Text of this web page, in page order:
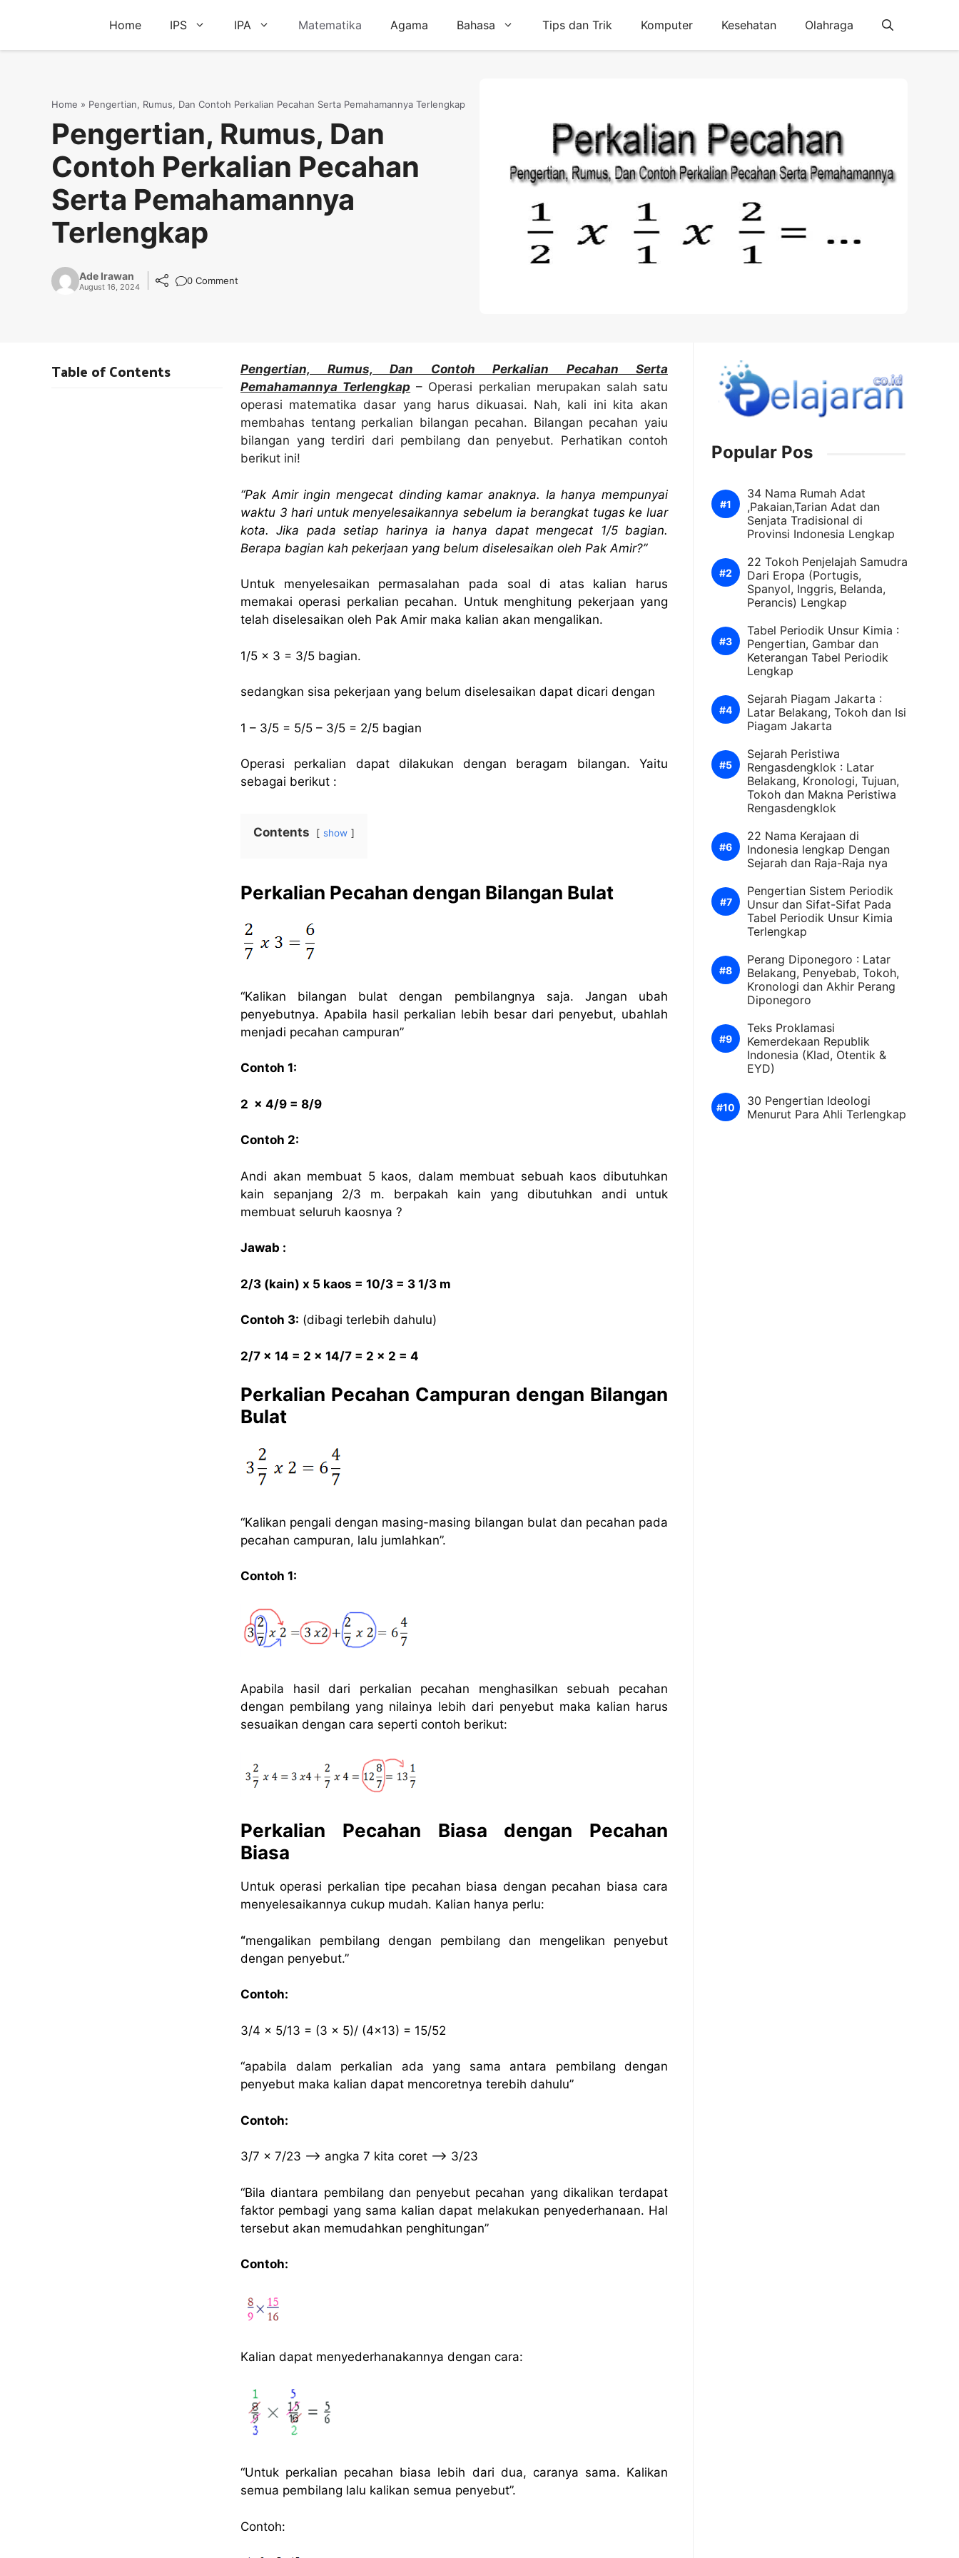
Home IPS IPA Matematika Agama Bahasa Tips dan Trik Komputer Kesehatan Olahraga
Home » Pengertian, Rumus, Dan Contoh Perkalian Pecahan Serta Pemahamannya Terlengkap
Pengertian, Rumus, Dan
Contoh Perkalian Pecahan
Serta Pemahamannya
Terlengkap
Ade Irawan
August 16, 2024
0 Comment
Pengertian, Rumus, Dan Contoh Perkalian Pecahan Serta
Pemahamannya Terlengkap – Operasi perkalian merupakan salah satu
operasi matematika dasar yang harus dikuasai. Nah, kali ini kita akan
membahas tentang perkalian bilangan pecahan. Bilangan pecahan yaiu
bilangan yang terdiri dari pembilang dan penyebut. Perhatikan contoh
berikut ini!
“Pak Amir ingin mengecat dinding kamar anaknya. Ia hanya mempunyai
waktu 3 hari untuk menyelesaikannya sebelum ia berangkat tugas ke luar
kota. Jika pada setiap harinya ia hanya dapat mengecat 1/5 bagian.
Berapa bagian kah pekerjaan yang belum diselesaikan oleh Pak Amir?”
Untuk menyelesaikan permasalahan pada soal di atas kalian harus
memakai operasi perkalian pecahan. Untuk menghitung pekerjaan yang
telah diselesaikan oleh Pak Amir maka kalian akan mengalikan.
1/5 x 3 = 3/5 bagian.
sedangkan sisa pekerjaan yang belum diselesaikan dapat dicari dengan
1 – 3/5 = 5/5 – 3/5 = 2/5 bagian
Operasi perkalian dapat dilakukan dengan beragam bilangan. Yaitu
sebagai berikut :
Contents show
Perkalian Pecahan dengan Bilangan Bulat
“Kalikan bilangan bulat dengan pembilangnya saja. Jangan ubah
penyebutnya. Apabila hasil perkalian lebih besar dari penyebut, ubahlah
menjadi pecahan campuran”
Contoh 1:
2 x 4/9 = 8/9
Contoh 2:
Andi akan membuat 5 kaos, dalam membuat sebuah kaos dibutuhkan
kain sepanjang 2/3 m. berpakah kain yang dibutuhkan andi untuk
membuat seluruh kaosnya ?
Jawab :
2/3 (kain) x 5 kaos = 10/3 = 3 1/3 m
Contoh 3: (dibagi terlebih dahulu)
2/7 x 14 = 2 x 14/7 = 2 x 2 = 4
Perkalian Pecahan Campuran dengan Bilangan
Bulat
“Kalikan pengali dengan masing-masing bilangan bulat dan pecahan pada
pecahan campuran, lalu jumlahkan”.
Contoh 1:
Apabila hasil dari perkalian pecahan menghasilkan sebuah pecahan
dengan pembilang yang nilainya lebih dari penyebut maka kalian harus
sesuaikan dengan cara seperti contoh berikut:
Perkalian Pecahan Biasa dengan Pecahan
Biasa
Untuk operasi perkalian tipe pecahan biasa dengan pecahan biasa cara
menyelesaikannya cukup mudah. Kalian hanya perlu:
“mengalikan pembilang dengan pembilang dan mengelikan penyebut
dengan penyebut.”
Contoh:
3/4 x 5/13 = (3 x 5)/ (4×13) = 15/52
“apabila dalam perkalian ada yang sama antara pembilang dengan
penyebut maka kalian dapat mencoretnya terebih dahulu”
Contoh:
3/7 x 7/23 –> angka 7 kita coret –> 3/23
“Bila diantara pembilang dan penyebut pecahan yang dikalikan terdapat
faktor pembagi yang sama kalian dapat melakukan penyederhanaan. Hal
tersebut akan memudahkan penghitungan”
Contoh:
Kalian dapat menyederhanakannya dengan cara:
“Untuk perkalian pecahan biasa lebih dari dua, caranya sama. Kalikan
semua pembilang lalu kalikan semua penyebut”.
Contoh:
Table of Contents
Popular Pos
34 Nama Rumah Adat
,Pakaian,Tarian Adat dan
Senjata Tradisional di
Provinsi Indonesia Lengkap
22 Tokoh Penjelajah Samudra
Dari Eropa (Portugis,
Spanyol, Inggris, Belanda,
Perancis) Lengkap
Tabel Periodik Unsur Kimia :
Pengertian, Gambar dan
Keterangan Tabel Periodik
Lengkap
Sejarah Piagam Jakarta :
Latar Belakang, Tokoh dan Isi
Piagam Jakarta
Sejarah Peristiwa
Rengasdengklok : Latar
Belakang, Kronologi, Tujuan,
Tokoh dan Makna Peristiwa
Rengasdengklok
22 Nama Kerajaan di
Indonesia lengkap Dengan
Sejarah dan Raja-Raja nya
Pengertian Sistem Periodik
Unsur dan Sifat-Sifat Pada
Tabel Periodik Unsur Kimia
Terlengkap
Perang Diponegoro : Latar
Belakang, Penyebab, Tokoh,
Kronologi dan Akhir Perang
Diponegoro
Teks Proklamasi
Kemerdekaan Republik
Indonesia (Klad, Otentik &
EYD)
30 Pengertian Ideologi
Menurut Para Ahli Terlengkap